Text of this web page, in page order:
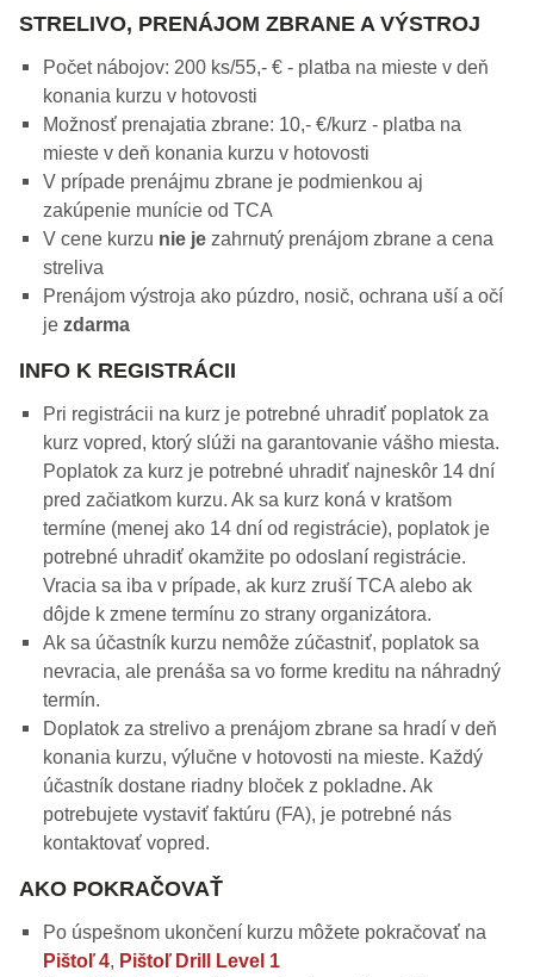
STRELIVO, PRENÁJOM ZBRANE A VÝSTROJ
Počet nábojov: 200 ks/55,- € - platba na mieste v deň
konania kurzu v hotovosti
Možnosť prenajatia zbrane: 10,- €/kurz - platba na
mieste v deň konania kurzu v hotovosti
V prípade prenájmu zbrane je podmienkou aj
zakúpenie munície od TCA
V cene kurzu nie je zahrnutý prenájom zbrane a cena
streliva
Prenájom výstroja ako púzdro, nosič, ochrana uší a očí
je zdarma
INFO K REGISTRÁCII
Pri registrácii na kurz je potrebné uhradiť poplatok za
kurz vopred, ktorý slúži na garantovanie vášho miesta.
Poplatok za kurz je potrebné uhradiť najneskôr 14 dní
pred začiatkom kurzu. Ak sa kurz koná v kratšom
termíne (menej ako 14 dní od registrácie), poplatok je
potrebné uhradiť okamžite po odoslaní registrácie.
Vracia sa iba v prípade, ak kurz zruší TCA alebo ak
dôjde k zmene termínu zo strany organizátora.
Ak sa účastník kurzu nemôže zúčastniť, poplatok sa
nevracia, ale prenáša sa vo forme kreditu na náhradný
termín.
Doplatok za strelivo a prenájom zbrane sa hradí v deň
konania kurzu, výlučne v hotovosti na mieste. Každý
účastník dostane riadny bloček z pokladne. Ak
potrebujete vystaviť faktúru (FA), je potrebné nás
kontaktovať vopred.
AKO POKRAČOVAŤ
Po úspešnom ukončení kurzu môžete pokračovať na
Pištoľ 4, Pištoľ Drill Level 1